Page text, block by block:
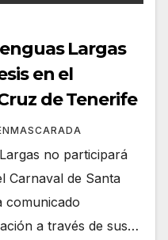
Largas
en el
de Tenerife
no participará
Carnaval de Santa
comunicado
a través de sus…